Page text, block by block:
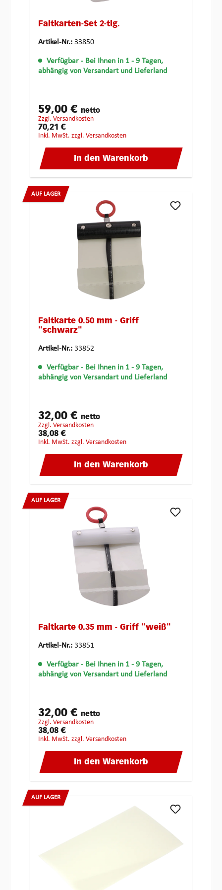
Faltkarten-Set 2-tlg.
Artikel-Nr.: 33850
Verfügbar - Bei Ihnen in 1 - 9 Tagen,
abhängig von Versandart und Lieferland
59,00 € netto
zzgl. Versandkosten
70,21 €
inkl. MwSt. zzgl. Versandkosten
In den Warenkorb
AUF LAGER
Faltkarte 0.50 mm - Griff
"schwarz"
Artikel-Nr.: 33852
Verfügbar - Bei Ihnen in 1 - 9 Tagen,
abhängig von Versandart und Lieferland
32,00 € netto
zzgl. Versandkosten
38,08 €
inkl. MwSt. zzgl. Versandkosten
In den Warenkorb
AUF LAGER
Faltkarte 0.35 mm - Griff "weiß"
Artikel-Nr.: 33851
Verfügbar - Bei Ihnen in 1 - 9 Tagen,
abhängig von Versandart und Lieferland
32,00 € netto
zzgl. Versandkosten
38,08 €
inkl. MwSt. zzgl. Versandkosten
In den Warenkorb
AUF LAGER